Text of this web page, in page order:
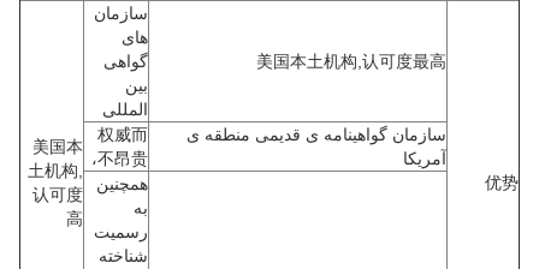
优势
美国本土机构,认可度最高
سازمان
های
گواهی
بین
المللی
美国本
土机构,
认可度
高
سازمان گواهینامه ی قدیمی منطقه ی
آمریکا
权威而
不昂贵،
همچنین
به
رسمیت
شناخته